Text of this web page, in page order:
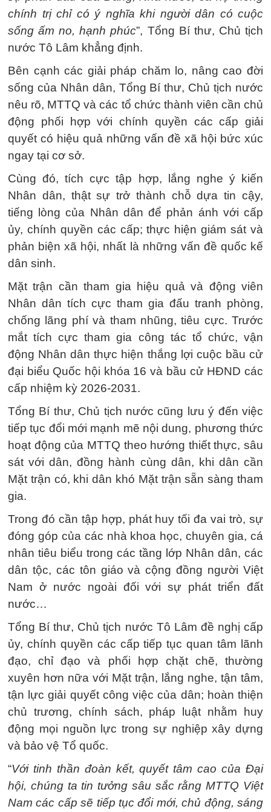
chính trị chỉ có ý nghĩa khi người dân có cuộc
sống ấm no, hạnh phúc”, Tổng Bí thư, Chủ tịch
nước Tô Lâm khẳng định.
Bên cạnh các giải pháp chăm lo, nâng cao đời
sống của Nhân dân, Tổng Bí thư, Chủ tịch nước
nêu rõ, MTTQ và các tổ chức thành viên cần chủ
động phối hợp với chính quyền các cấp giải
quyết có hiệu quả những vấn đề xã hội bức xúc
ngay tại cơ sở.
Cùng đó, tích cực tập hợp, lắng nghe ý kiến
Nhân dân, thật sự trở thành chỗ dựa tin cậy,
tiếng lòng của Nhân dân để phản ánh với cấp
ủy, chính quyền các cấp; thực hiện giám sát và
phản biện xã hội, nhất là những vấn đề quốc kế
dân sinh.
Mặt trận cần tham gia hiệu quả và động viên
Nhân dân tích cực tham gia đấu tranh phòng,
chống lãng phí và tham nhũng, tiêu cực. Trước
mắt tích cực tham gia công tác tổ chức, vận
động Nhân dân thực hiện thắng lợi cuộc bầu cử
đại biểu Quốc hội khóa 16 và bầu cử HĐND các
cấp nhiệm kỳ 2026-2031.
Tổng Bí thư, Chủ tịch nước cũng lưu ý đến việc
tiếp tục đổi mới mạnh mẽ nội dung, phương thức
hoạt động của MTTQ theo hướng thiết thực, sâu
sát với dân, đồng hành cùng dân, khi dân cần
Mặt trận có, khi dân khó Mặt trận sẵn sàng tham
gia.
Trong đó cần tập hợp, phát huy tối đa vai trò, sự
đóng góp của các nhà khoa học, chuyên gia, cá
nhân tiêu biểu trong các tầng lớp Nhân dân, các
dân tộc, các tôn giáo và cộng đồng người Việt
Nam ở nước ngoài đối với sự phát triển đất
nước…
Tổng Bí thư, Chủ tịch nước Tô Lâm đề nghị cấp
ủy, chính quyền các cấp tiếp tục quan tâm lãnh
đạo, chỉ đạo và phối hợp chặt chẽ, thường
xuyên hơn nữa với Mặt trận, lắng nghe, tận tâm,
tận lực giải quyết công việc của dân; hoàn thiện
chủ trương, chính sách, pháp luật nhằm huy
động mọi nguồn lực trong sự nghiệp xây dựng
và bảo vệ Tổ quốc.
“Với tinh thần đoàn kết, quyết tâm cao của Đại
hội, chúng ta tin tưởng sâu sắc rằng MTTQ Việt
Nam các cấp sẽ tiếp tục đổi mới, chủ động, sáng